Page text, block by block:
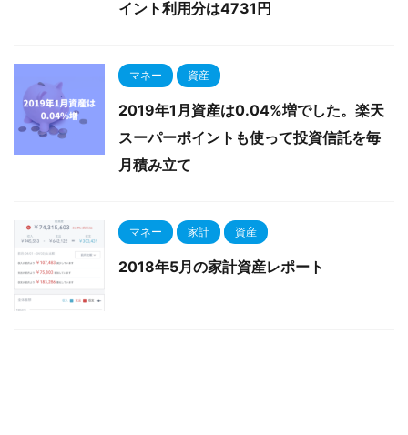
イント利用分は4731円
マネー 資産
2019年1月資産は0.04%増でした。楽天
スーパーポイントも使って投資信託を毎
月積み立て
マネー 家計 資産
2018年5月の家計資産レポート